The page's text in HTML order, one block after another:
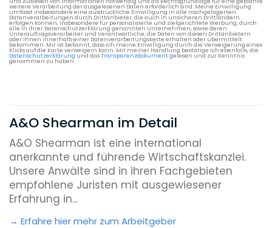
weitere Verarbeitung der ausgelesenen Daten erforderlich sind. Meine Einwilligung
umfasst insbesondere eine ausdrückliche Einwilligung in alle nachgelagerten
Datenverarbeitungen durch Drittanbieter, die auch in unsicheren Drittländern
erfolgen können, insbesondere für personalisierte und zielgerichtete Werbung, durch
alle in ihrer Datenschutzerklärung genannten Unternehmen, sowie deren
Unterauftragsverarbeiter und Verantwortliche, die Daten von diesen Drittanbietern
oder ihnen innerhalb einer Datenverarbeitungskette erhalten oder übermittelt
bekommen. Mir ist bekannt, dass ich meine Einwilligung durch die Verweigerung eines
Klicks auf die Karte verweigern kann. Mit meiner Handlung bestätige ich ebenfalls, die
Datenschutzerklärung und dasTransparenzdokumentgelesen und zur Kenntnis
genommen zu haben.
A&O Shearman im Detail
A&O Shearman ist eine international
anerkannte und führende Wirtschaftskanzlei.
Unsere Anwälte sind in ihren Fachgebieten
empfohlene Juristen mit ausgewiesener
Erfahrung in...
Erfahre hier mehr zum Arbeitgeber